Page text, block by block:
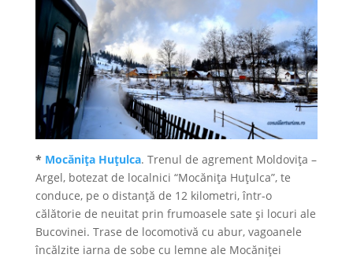
* Mocăniţa Huţulca. Trenul de agrement Moldoviţa –
Argel, botezat de localnici “Mocăniţa Huţulca”, te
conduce, pe o distanţă de 12 kilometri, într-o
călătorie de neuitat prin frumoasele sate şi locuri ale
Bucovinei. Trase de locomotivă cu abur, vagoanele
încălzite iarna de sobe cu lemne ale Mocăniţei